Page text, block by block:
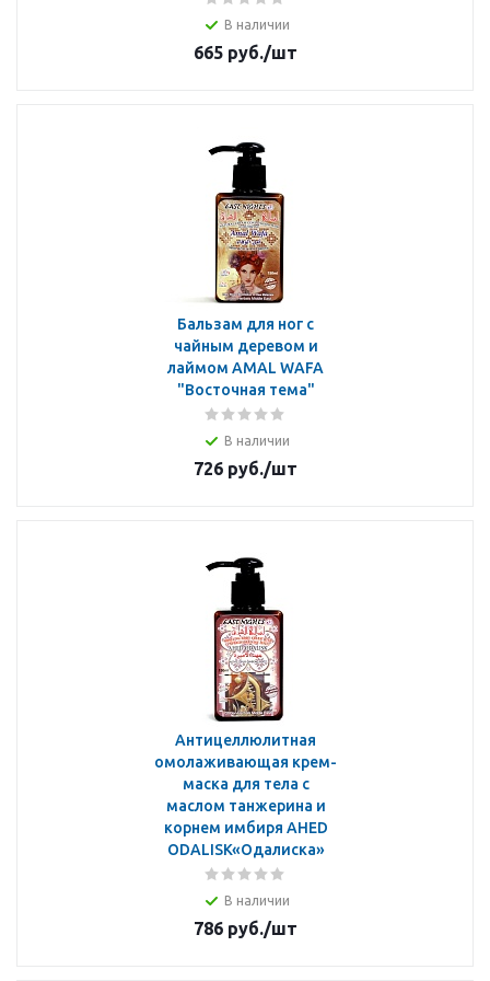
В наличии
665 руб./шт
Бальзам для ног с
чайным деревом и
лаймом AMAL WAFA
"Восточная тема"
В наличии
726 руб./шт
Антицеллюлитная
омолаживающая крем-
маска для тела с
маслом танжерина и
корнем имбиря AHED
ODALISK«Одалиска»
В наличии
786 руб./шт